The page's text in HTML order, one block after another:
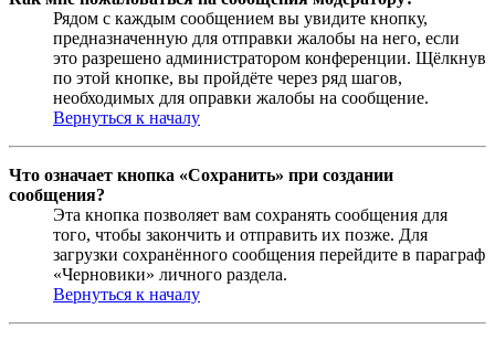
Рядом с каждым сообщением вы увидите кнопку,
предназначенную для отправки жалобы на него, если
это разрешено администратором конференции. Щёлкнув
по этой кнопке, вы пройдёте через ряд шагов,
необходимых для оправки жалобы на сообщение.
Вернуться к началу
Что означает кнопка «Сохранить» при создании
сообщения?
Эта кнопка позволяет вам сохранять сообщения для
того, чтобы закончить и отправить их позже. Для
загрузки сохранённого сообщения перейдите в параграф
«Черновики» личного раздела.
Вернуться к началу